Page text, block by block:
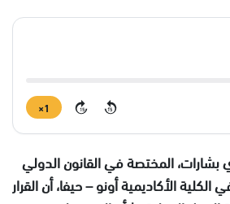
15
15
1×
بشارات، المختصة في القانون الدولي
الأكاديمية أونو – حيفا، أن القرار